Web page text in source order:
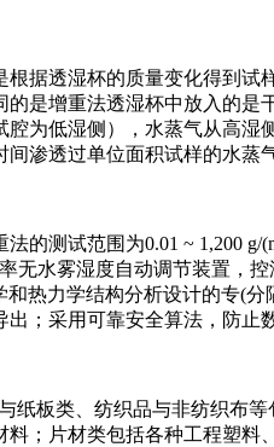
据透湿杯的质量变化得到
是增重法透湿杯中放入的
腔为低湿侧），水蒸气从高
渗透过单位面积试样的水蒸
的测试范围为0.01 ~ 1,200 g/
无水雾湿度自动调节装置，
和热力学结构分析设计的专(
；采用可靠安全算法，防止
纸板类、纺织品与非纺织布
；片材类包括各种工程塑